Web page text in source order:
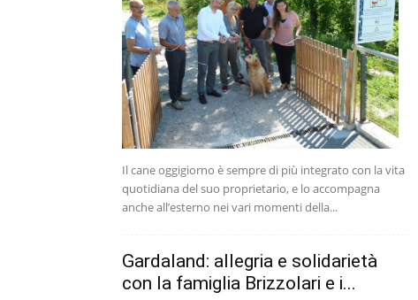
Il cane oggigiorno è sempre di più integrato con la vita
quotidiana del suo proprietario, e lo accompagna
anche all’esterno nei vari momenti della...
Gardaland: allegria e solidarietà
con la famiglia Brizzolari e i...